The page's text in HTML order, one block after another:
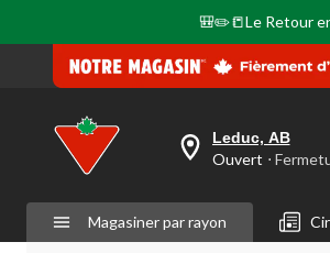
🎒✏️📒Le Retour
votre
est
Leduc,
AB,
Leduc, AB
Ouvert
Magasiner par rayon